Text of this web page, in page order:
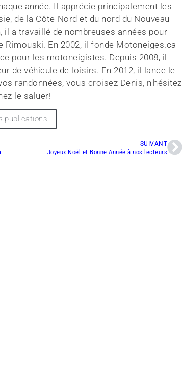
année. Il apprécie principalement les
de la Côte-Nord et du nord du Nouveau-
a travaillé de nombreuses années pour
En 2002, il fonde Motoneiges.ca
pour les motoneigistes. Depuis 2008, il
de véhicule de loisirs. En 2012, il lance le
randonnées, vous croisez Denis, n'hésitez
le saluer!
publications
SUIVANT
Joyeux Noël et Bonne Année à nos lecteurs